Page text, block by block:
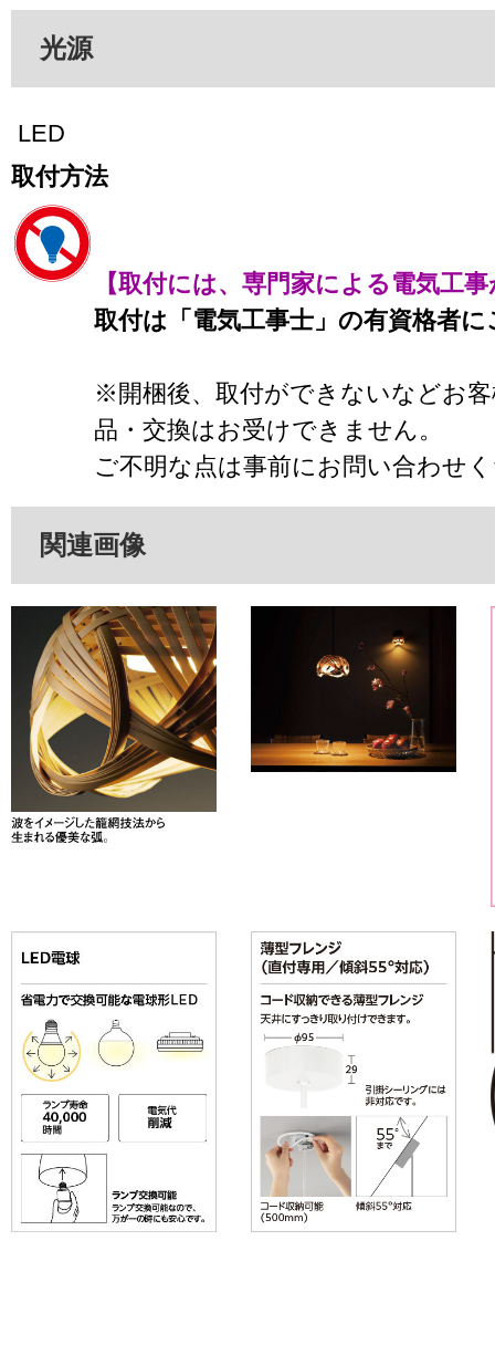
光源
LED
取付方法
【取付には、専門家による電気工
取付は「電気工事士」の有資格者
※開梱後、取付ができないなどお
品・交換はお受けできません。
ご不明な点は事前にお問い合わせ
関連画像